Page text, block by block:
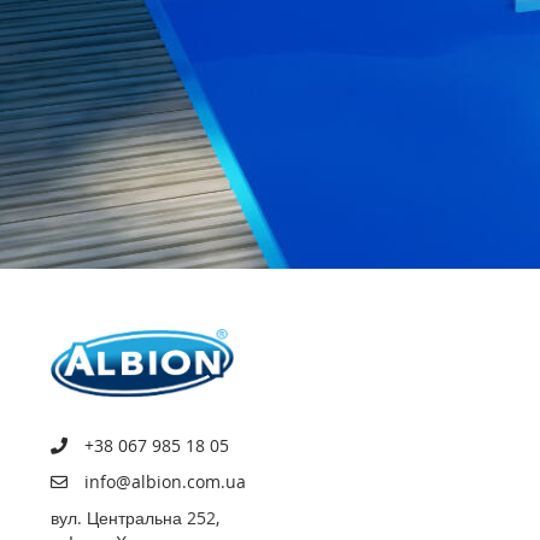
+38 067 985 18 05
info@albion.com.ua
вул. Центральна 252,